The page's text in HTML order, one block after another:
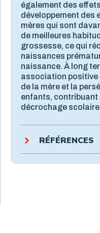
également des
développement des
mères qui sont
de meilleures
grossesse, ce qui
naissances
naissance. À long
association positive
de la mère et la
enfants, contribuant
décrochage
RÉFÉRENCES